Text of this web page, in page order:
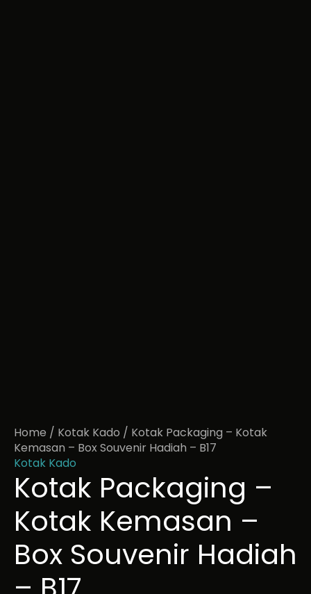
Home / Kotak Kado / Kotak Packaging – Kotak
Kemasan – Box Souvenir Hadiah – B17
Kotak Kado
Kotak Packaging –
Kotak Kemasan –
Box Souvenir Hadiah